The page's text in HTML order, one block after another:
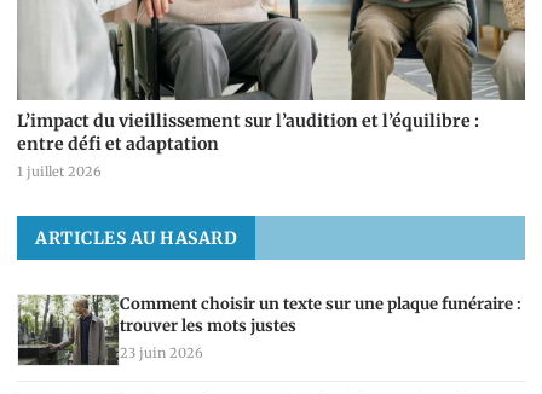
L’impact du vieillissement sur l’audition et l’équilibre :
entre défi et adaptation
1 juillet 2026
ARTICLES AU HASARD
Comment choisir un texte sur une plaque funéraire :
trouver les mots justes
23 juin 2026